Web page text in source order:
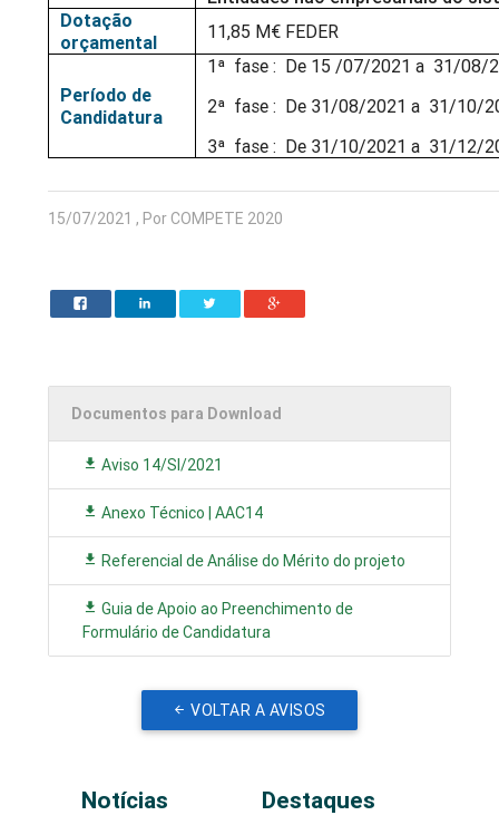
Dotação
orçamental
11,85 M€ FEDER
Período de
Candidatura
1ª fase : De 15 /07/2021 a 31/08/
2ª fase : De 31/08/2021 a 31/10/
3ª fase : De 31/10/2021 a 31/12/
15/07/2021 , Por COMPETE 2020
Documentos para Download
Aviso 14/SI/2021
Anexo Técnico | AAC14
Referencial de Análise do Mérito do projeto
Guia de Apoio ao Preenchimento de
Formulário de Candidatura
VOLTAR A AVISOS
Notícias Destaques